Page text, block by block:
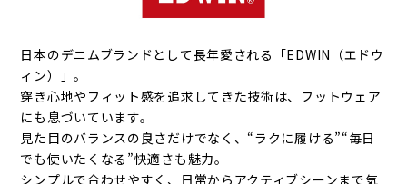
日本のデニムブランドとして長年愛される「EDWIN（エドウ
ィン）」。
穿き心地やフィット感を追求してきた技術は、フットウェア
にも息づいています。
見た目のバランスの良さだけでなく、“ラクに履ける”“毎日
でも使いたくなる”快適さも魅力。
シンプルで合わせやすく、日常からアクティブシーンまで気